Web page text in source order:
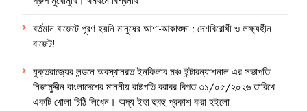
বর্তমান বাজেটে পূরণ হয়নি মানুষের আশা-আকাঙ্ক্ষা : দেশবিরোধী ও লক্ষ্যহীন
বাজেট!
যুক্তরাজ্যের লন্ডনে অবস্থানরত ইনকিলাব মঞ্চ ইন্টারন্যাশনাল এর সভাপতি
নিজামুদ্দীন বাংলাদেশের মাননীয় রাষ্টপতি বরাবর বিগত ৩১/০৫/২০২৬ তারিখে
একটি খোলা চিঠি লিখেন। অদ্য ইহা হুবহু প্রকাশ করা হইলো